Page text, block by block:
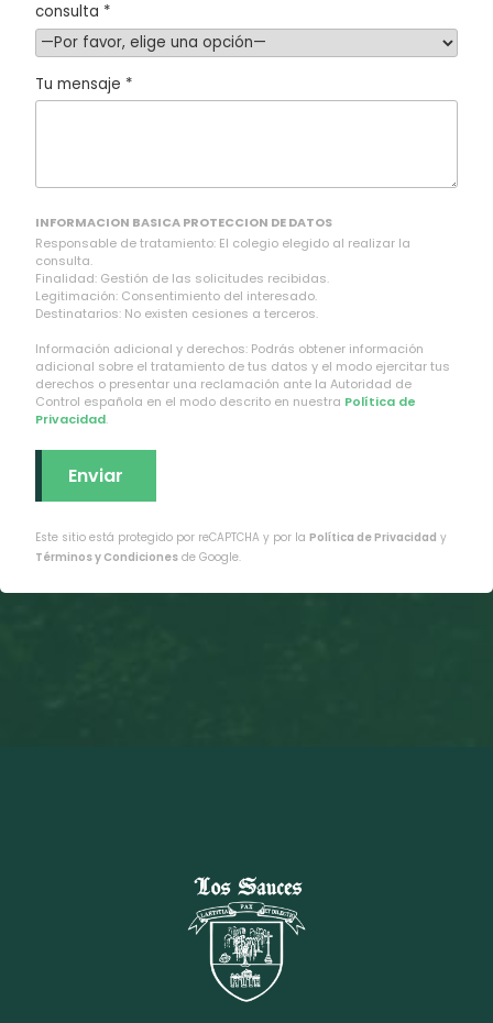
consulta *
Tu mensaje *
INFORMACION BASICA PROTECCION DE DATOS
Responsable de tratamiento: El colegio elegido al realizar la
consulta.
Finalidad: Gestión de las solicitudes recibidas.
Legitimación: Consentimiento del interesado.
Destinatarios: No existen cesiones a terceros.
Información adicional y derechos: Podrás obtener información
adicional sobre el tratamiento de tus datos y el modo ejercitar tus
derechos o presentar una reclamación ante la Autoridad de
Control española en el modo descrito en nuestra Política de
Privacidad.
Este sitio está protegido por reCAPTCHA y por la Política de Privacidad y
Términos y Condiciones de Google.